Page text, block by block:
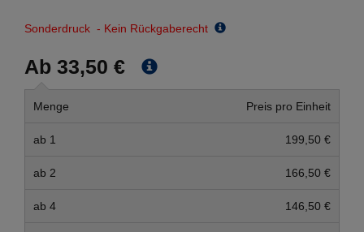
Sonderdruck - Kein Rückgaberecht
Ab 33,50 €
Menge Preis pro Einheit
ab 1 199,50 €
ab 2 166,50 €
ab 4 146,50 €